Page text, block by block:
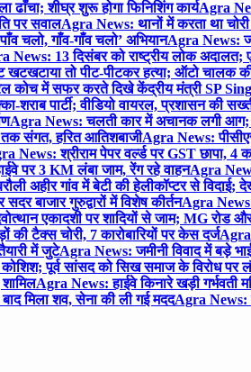
शीघ्र शुरू होगा फिनिशिंग कार्यAgra
पर सवालAgra News: थानों में करता था चोरी
चलो, गाँव-गाँव चलो’ अभियानAgra News:
News: 13 दिसंबर को राष्ट्रीय लोक अदालत;
तो पीट-पीटकर हत्या; ऑटो चालक
कोच में सफर करते दिखे केंद्रीय मंत्री SP
पार्टी; वीडियो वायरल, प्रशासन की
Agra News: चलती कार में अचानक लगी
संगत, हरित आतिशबाजीAgra News: पीसीएस
News: श्रीराम पेपर वर्ल्ड पर GST छापा, 4
पर 3 KM लंबा जाम, रेंग रहे वाहनAgra
अहीर गांव में बेटी की हेलीकॉप्टर से विदाई;
बाजार गुरुद्वारों में विशेष कीर्तनAgra News:
एकादशी पर शादियों से जाम; MG रोड और
टैक्स चोरी, 7 कारोबारियों पर केस दर्जAgra
में जुटेAgra News: जमीनी विवाद में बड़े
पूर्व सांसद को सिख समाज के विरोध पर
Agra News: हाईवे किनारे खड़ी गर्भवती
मिला शव, सेना की ली गई मददAgra News: